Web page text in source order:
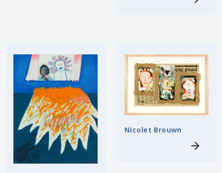
Nicolet Brouwn